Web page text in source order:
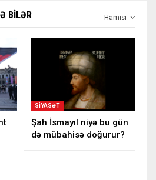
Hamısı
BILƏR
SIYASƏT
Şah İsmayıl niyə bu gün
də mübahisə doğurur?